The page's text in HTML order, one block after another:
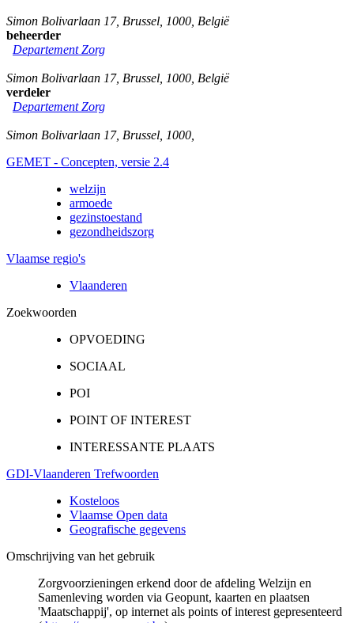
Simon Bolivarlaan 17, Brussel 1000 België
beheerder
Departement Zorg
Simon Bolivarlaan 17, Brussel 1000 België
verdeler
Departement Zorg
Simon Bolivarlaan 17, Brussel 1000
GEMET - Concepten, versie 2.4
welzijn
armoede
gezinstoestand
gezondheidszorg
Vlaamse regio's
Vlaanderen
Zoekwoorden
OPVOEDING
SOCIAAL
POI
POINT OF INTEREST
INTERESSANTE PLAATS
GDI-Vlaanderen Trefwoorden
Kosteloos
Vlaamse Open data
Geografische gegevens
Omschrijving van het gebruik
Zorgvoorzieningen erkend door de afdeling Welzijn en
Samenleving worden via Geopunt, kaarten en plaatsen
'Maatschappij', op internet als points of interest gepresenteerd